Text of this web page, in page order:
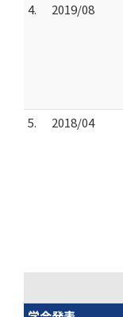
4. 2019/08
5. 2018/04